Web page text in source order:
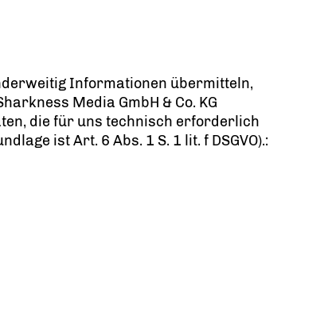
Informationen übermitteln,
Media GmbH & Co. KG
die für uns technisch erforderlich
ist Art. 6 Abs. 1 S. 1 lit. f DSGVO).: